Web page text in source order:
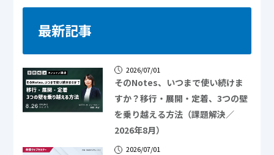
最新記事
2026/07/01
そのNotes、いつまで使い続けま
すか？移行・展開・定着、3つの壁
を乗り越える方法（課題解決／
2026年8月）
2026/07/01